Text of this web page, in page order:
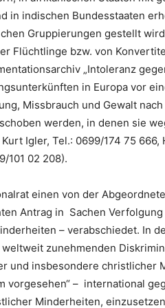
in indischen Bundesstaaten
Gruppierungen gestellt
Flüchtlinge bzw. von
„Intoleranz
in Europa vor
Missbrauch und Gewalt
werden, in denen sie
Igler, Tel.: 0699/174 75 666,
101 02 208).
einen von der
Antrag in Sachen
– verabschiedet. In
zunehmenden
und insbesondere christlicher
vorgesehen“ – international
Minderheiten,